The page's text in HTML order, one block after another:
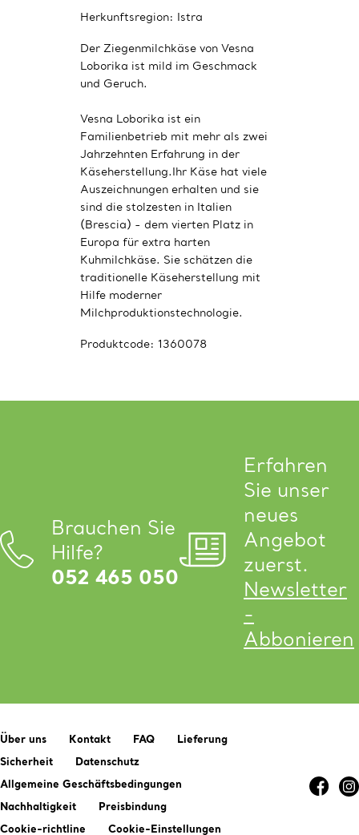
Herkunftsregion: Istra
Der Ziegenmilchkäse von Vesna
Loborika ist mild im Geschmack
und Geruch.
Vesna Loborika ist ein
Familienbetrieb mit mehr als zwei
Jahrzehnten Erfahrung in der
Käseherstellung.Ihr Käse hat viele
Auszeichnungen erhalten und sie
sind die stolzesten in Italien
(Brescia) - dem vierten Platz in
Europa für extra harten
Kuhmilchkäse. Sie schätzen die
traditionelle Käseherstellung mit
Hilfe moderner
Milchproduktionstechnologie.
Produktcode: 1360078
Brauchen Sie
Hilfe?
052 465 050
Erfahren
Sie unser
neues
Angebot
zuerst.
Newsletter
-
Abbonieren
Über uns Kontakt FAQ
Lieferung
Sicherheit
Datenschutz
Allgemeine Geschäftsbedingungen
Nachhaltigkeit
Preisbindung
Cookie-richtline
Cookie-Einstellungen